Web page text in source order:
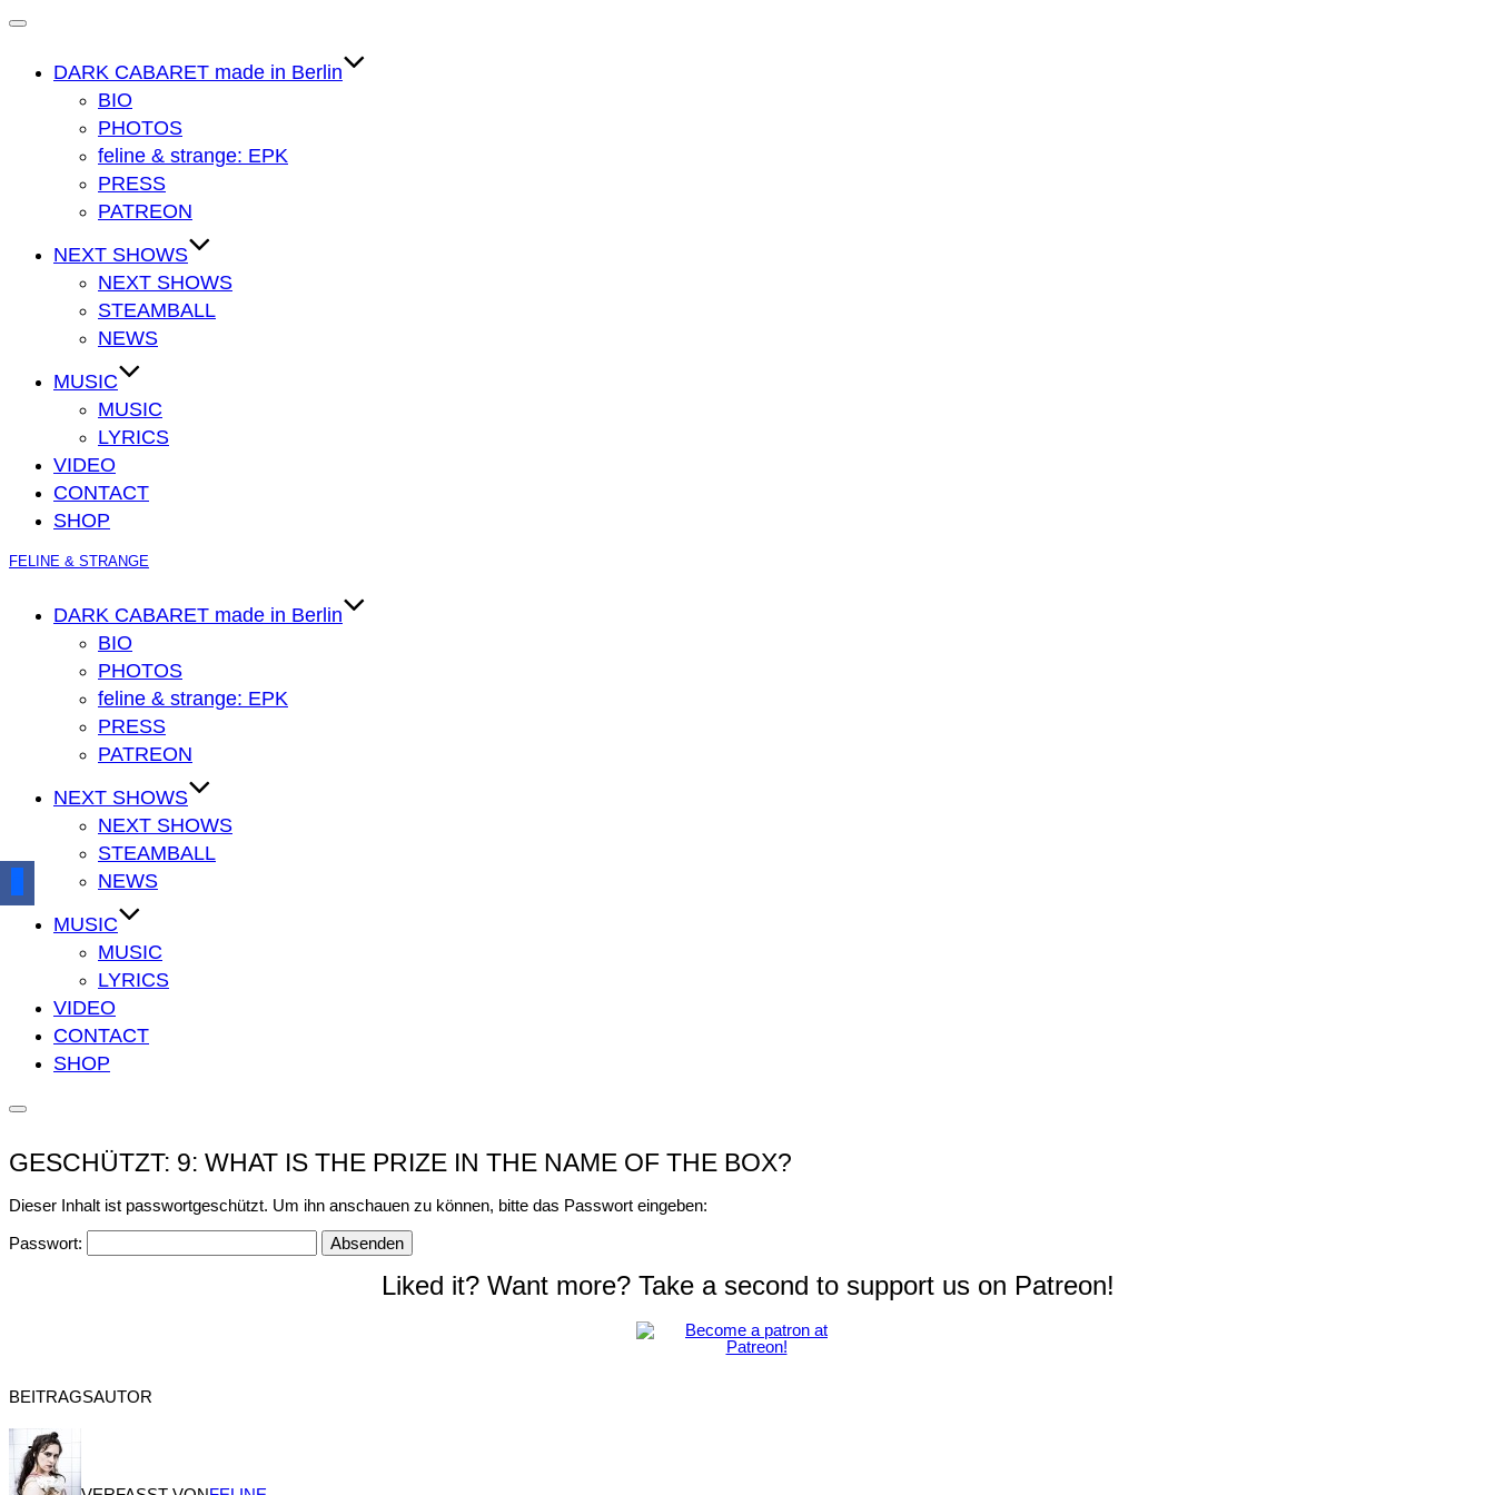
Navigation
DARK CABARET made in Berlin
BIO
PHOTOS
feline & strange: EPK
PRESS
PATREON
NEXT SHOWS
NEXT SHOWS
STEAMBALL
NEWS
MUSIC
MUSIC
LYRICS
VIDEO
CONTACT
SHOP
Zum
FELINE & STRANGE
DARK CABARET made in Berlin
BIO
PHOTOS
feline & strange: EPK
PRESS
PATREON
NEXT SHOWS
NEXT SHOWS
STEAMBALL
NEWS
MUSIC
MUSIC
LYRICS
VIDEO
CONTACT
SHOP
Seitenleiste
Navigation
umschalten
GESCHÜTZT: 9: WHAT IS THE PRIZE IN THE NAME OF THE BOX?
Dieser Inhalt ist passwortgeschützt. Um ihn anschauen zu können, bitte das Passwort eingeben:
Passwort:
Liked it? Want more? Take a second to support us on Patreon!
BEITRAGSAUTOR